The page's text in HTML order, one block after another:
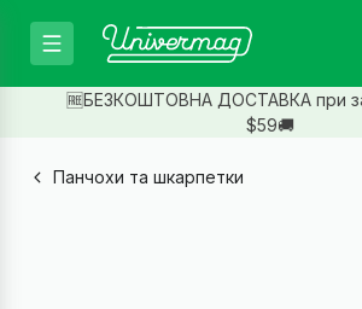
🆓БЕЗКОШТОВНА ДОСТАВКА при
$59🚚
Панчохи та шкарпетки